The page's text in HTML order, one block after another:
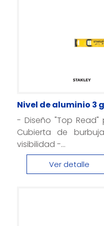
Nivel de aluminio 3
- Diseño "Top
Cubierta de
visibilidad -...
Ver detalle